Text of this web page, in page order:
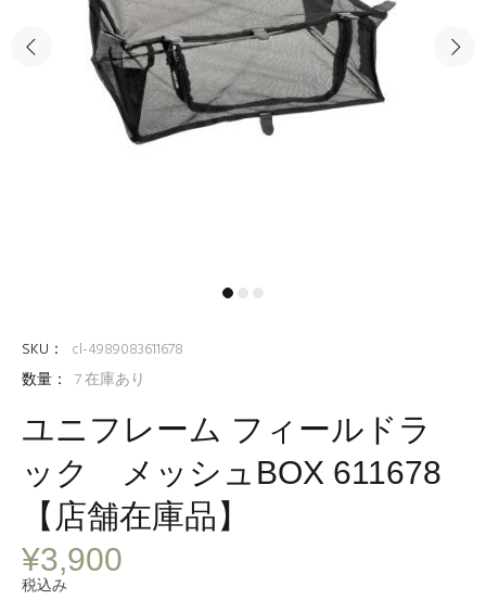
SKU：
cl-4989083611678
数量： 7在庫あり
ユニフレーム フィールドラ
ック メッシュBOX 611678
【店舗在庫品】
¥3,900
税込み